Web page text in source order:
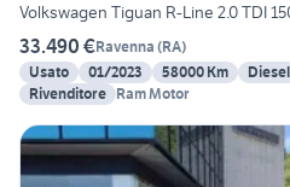
Volkswagen Tiguan R-Line 2.0 TDI
33.490 €Ravenna (RA)
Usato
01/2023 58000 Km Diesel
Rivenditore Ram Motor